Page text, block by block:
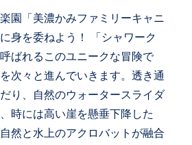
園「美濃かみファミリーキャニ
身を委ねよう！ 「シャワーク
ばれるこのユニークな冒険で
次々と進んでいきます。透き通
り、自然のウォータースライダ
時には高い崖を懸垂下降した
然と水上のアクロバットが融合